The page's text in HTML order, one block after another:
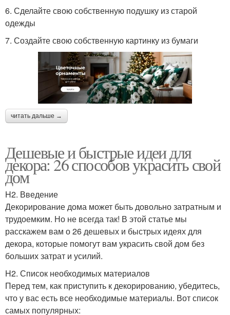
6. Сделайте свою собственную подушку из старой
одежды
7. Создайте свою собственную картинку из бумаги
читать дальше →
Дешевые и быстрые идеи для
декора: 26 способов украсить свой
дом
H2. Введение
Декорирование дома может быть довольно затратным и
трудоемким. Но не всегда так! В этой статье мы
расскажем вам о 26 дешевых и быстрых идеях для
декора, которые помогут вам украсить свой дом без
больших затрат и усилий.
H2. Список необходимых материалов
Перед тем, как приступить к декорированию, убедитесь,
что у вас есть все необходимые материалы. Вот список
самых популярных: